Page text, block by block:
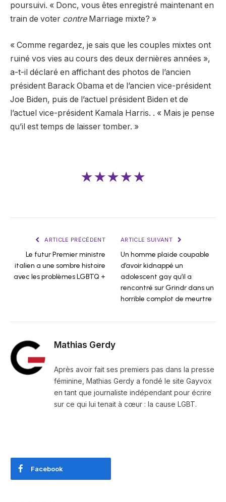
poursuivi. « Donc, vous êtes enregistré maintenant en
train de voter contreMarriage mixte? »
« Comme regardez, je sais que les couples mixtes ont
ruiné vos vies au cours des deux dernières années »,
a-t-il déclaré en affichant des photos de l’ancien
président Barack Obama et de l’ancien vice-président
Joe Biden, puis de l’actuel président Biden et de
l’actuel vice-président Kamala Harris. . « Mais je pense
qu’il est temps de laisser tomber. »
★★★★★
ARTICLE PRÉCÉDENT
Le futur Premier ministre
italien a une sombre histoire
avec les problèmes LGBTQ +
ARTICLE SUIVANT
Un homme plaide coupable
d’avoir kidnappé un
adolescent gay qu’il a
rencontré sur Grindr dans un
horrible complot de meurtre
Mathias Gerdy
Après avoir fait ses premiers pas dans la presse
féminine, Mathias Gerdy a fondé le site Gayvox
en tant que journaliste indépendant pour écrire
sur ce qui lui tenait à cœur : la cause LGBT.
Facebook